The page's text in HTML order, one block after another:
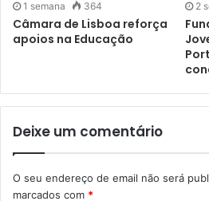
1 semana 364
Câmara de Lisboa reforça
apoios na Educação
2
Deixe um comentário
O seu endereço de email não será
marcados com *